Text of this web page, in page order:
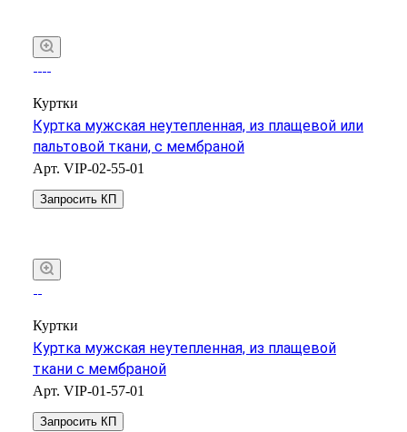
Куртки
Куртка мужская неутепленная, из плащевой или
пальтовой ткани, с мембраной
Арт. VIP-02-55-01
Запросить КП
Куртки
Куртка мужская неутепленная, из плащевой
ткани с мембраной
Арт. VIP-01-57-01
Запросить КП